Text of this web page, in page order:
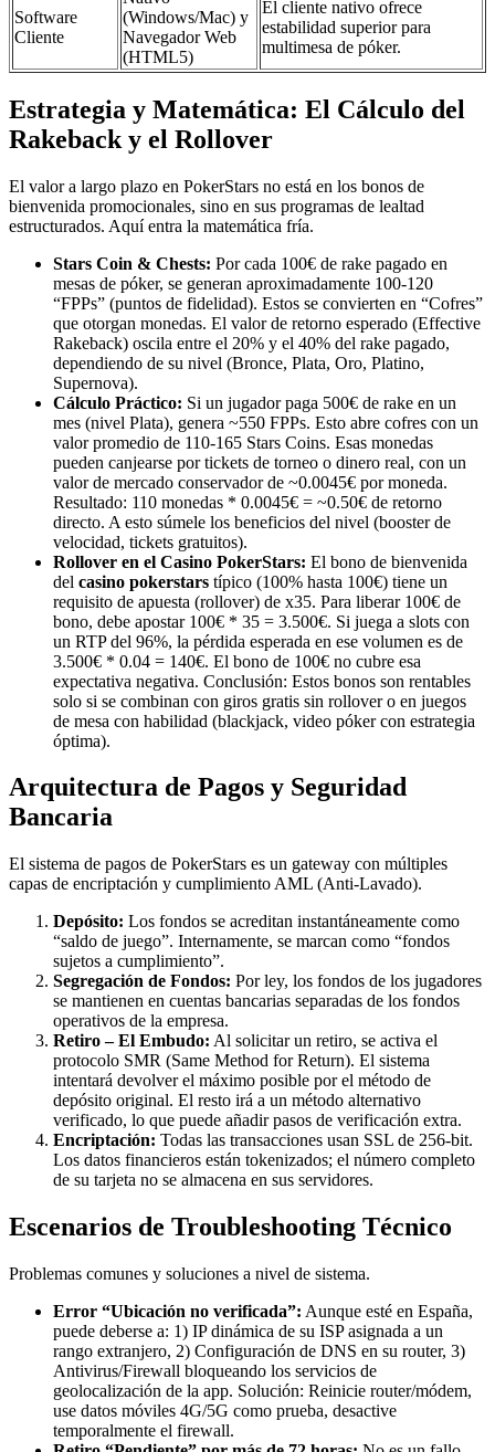
Software
Cliente
(Windows/Mac) y
Navegador Web
(HTML5)
El cliente nativo ofrece
estabilidad superior para
multimesa de póker.
Estrategia y Matemática: El Cálculo del
Rakeback y el Rollover
El valor a largo plazo en PokerStars no está en los bonos de
bienvenida promocionales, sino en sus programas de lealtad
estructurados. Aquí entra la matemática fría.
Stars Coin & Chests: Por cada 100€ de rake pagado en
mesas de póker, se generan aproximadamente 100-120
“FPPs” (puntos de fidelidad). Estos se convierten en “Cofres”
que otorgan monedas. El valor de retorno esperado (Effective
Rakeback) oscila entre el 20% y el 40% del rake pagado,
dependiendo de su nivel (Bronce, Plata, Oro, Platino,
Supernova).
Cálculo Práctico: Si un jugador paga 500€ de rake en un
mes (nivel Plata), genera ~550 FPPs. Esto abre cofres con un
valor promedio de 110-165 Stars Coins. Esas monedas
pueden canjearse por tickets de torneo o dinero real, con un
valor de mercado conservador de ~0.0045€ por moneda.
Resultado: 110 monedas * 0.0045€ = ~0.50€ de retorno
directo. A esto súmele los beneficios del nivel (booster de
velocidad, tickets gratuitos).
Rollover en el Casino PokerStars: El bono de bienvenida
del casino pokerstars típico (100% hasta 100€) tiene un
requisito de apuesta (rollover) de x35. Para liberar 100€ de
bono, debe apostar 100€ * 35 = 3.500€. Si juega a slots con
un RTP del 96%, la pérdida esperada en ese volumen es de
3.500€ * 0.04 = 140€. El bono de 100€ no cubre esa
expectativa negativa. Conclusión: Estos bonos son rentables
solo si se combinan con giros gratis sin rollover o en juegos
de mesa con habilidad (blackjack, video póker con estrategia
óptima).
Arquitectura de Pagos y Seguridad
Bancaria
El sistema de pagos de PokerStars es un gateway con múltiples
capas de encriptación y cumplimiento AML (Anti-Lavado).
Depósito: Los fondos se acreditan instantáneamente como
“saldo de juego”. Internamente, se marcan como “fondos
sujetos a cumplimiento”.
Segregación de Fondos: Por ley, los fondos de los jugadores
se mantienen en cuentas bancarias separadas de los fondos
operativos de la empresa.
Retiro – El Embudo: Al solicitar un retiro, se activa el
protocolo SMR (Same Method for Return). El sistema
intentará devolver el máximo posible por el método de
depósito original. El resto irá a un método alternativo
verificado, lo que puede añadir pasos de verificación extra.
Encriptación: Todas las transacciones usan SSL de 256-bit.
Los datos financieros están tokenizados; el número completo
de su tarjeta no se almacena en sus servidores.
Escenarios de Troubleshooting Técnico
Problemas comunes y soluciones a nivel de sistema.
Error “Ubicación no verificada”: Aunque esté en España,
puede deberse a: 1) IP dinámica de su ISP asignada a un
rango extranjero, 2) Configuración de DNS en su router, 3)
Antivirus/Firewall bloqueando los servicios de
geolocalización de la app. Solución: Reinicie router/módem,
use datos móviles 4G/5G como prueba, desactive
temporalmente el firewall.